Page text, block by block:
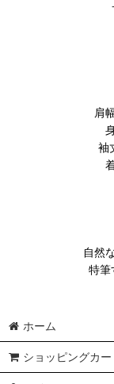
肩
身
袖丈
着
自然
特筆
ホーム
ショッピングカー